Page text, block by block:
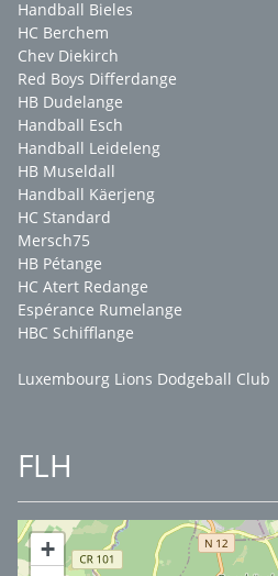
Handball Bieles
HC Berchem
Chev Diekirch
Red Boys Differdange
HB Dudelange
Handball Esch
Handball Leideleng
HB Museldall
Handball Käerjeng
HC Standard
Mersch75
HB Pétange
HC Atert Redange
Espérance Rumelange
HBC Schifflange
Luxembourg Lions Dodgeball Club
FLH
+